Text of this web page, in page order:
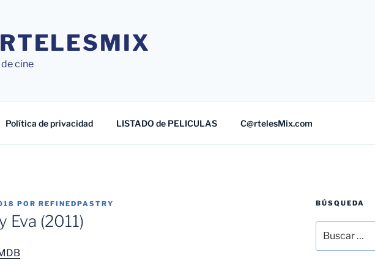
cine
Política de privacidad LISTADO de PELICULAS C@rtelesMix.com
POR REFINEDPASTRY
Eva (2011)
BÚSQUEDA
por: